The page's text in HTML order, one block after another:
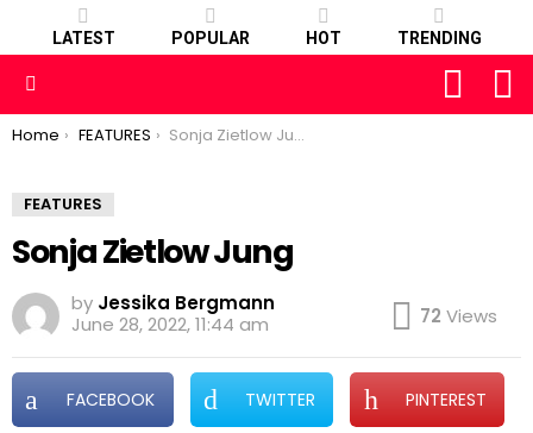
LATEST POPULAR HOT TRENDING
FOLLOW
You are here:
Home FEATURES Sonja Zietlow Jung
FEATURES
Sonja Zietlow Jung
by Jessika Bergmann
June 28, 2022, 11:44 am
72 Views
FACEBOOK TWITTER PINTEREST